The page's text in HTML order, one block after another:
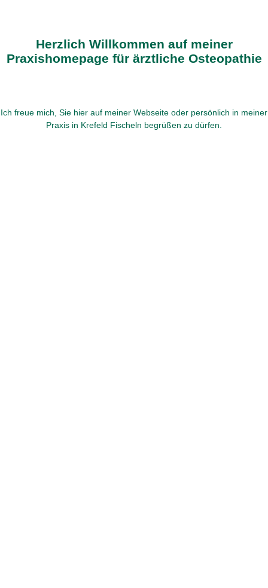
Herzlich Willkommen auf meiner
Praxishomepage für ärztliche Osteopathie
Ich freue mich, Sie hier auf meiner Webseite oder persönlich in meiner
Praxis in Krefeld Fischeln begrüßen zu dürfen.